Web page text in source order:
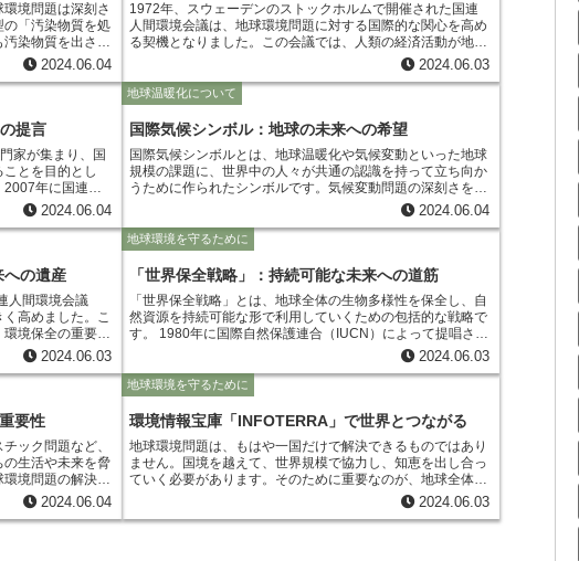
境問題は深刻さ
「汚染物質を処
染物質を出さな
「クリーナープロ
至るすべての段
ための取り組み
資源、廃棄物削
策
、汚染が発生し
クリーナープロ
環境負荷を削減
と言えるでしょ
2024.06.04
1972年、スウェーデンのストックホルムで開催された国連
人間環境会議は、地球環境問題に対する国際的な関心を高め
る契機となりました。この会議では、人類の経済活動が地球
環境に深刻な影響を与えていることが指摘され、環境問題へ
の取り組みの必要性が強く認識されるようになりました。 こ
の会議がきっかけとなり、同年、国連環境計画（UNEP）が
設立されました。UNEPは、地球環境問題に関する国際的な
協力と行動を促進するための機関として、重要な役割を担う
ことになりました。
2024.06.03
提言
家が集まり、国
とを目的とし
2007年に国連環
利用が環境や社
評価を提供して
のための政策提
議論の場におい
けた重要な役割
2024.06.04
地球温暖化について
国際気候シンボル：地球の未来への希望
国際気候シンボルとは、地球温暖化や気候変動といった地球
規模の課題に、世界中の人々が共通の認識を持って立ち向か
うために作られたシンボルです。気候変動問題の深刻さを訴
え、未来への希望を象徴するデザインは、国や文化を超えて
2024.06.04
への遺産
人間環境会議
高めました。こ
境保全の重要性
むべき喫緊の課題
グラード会議で
が議論され、そ
た。ベオグラー
意識を高め、行
「環境教育専
。
2024.06.03
地球環境を守るために
「世界保全戦略」：持続可能な未来への道筋
「世界保全戦略」とは、地球全体の生物多様性を保全し、自
然資源を持続可能な形で利用していくための包括的な戦略で
す。 1980年に国際自然保護連合（IUCN）によって提唱さ
れ、その後、国際的な枠組みとして広く認識されるようにな
りました。 この戦略は、人間活動が自然環境に及ぼす影響を
最小限に抑え、将来世代にわたって健全な地球環境を引き継
いでいくことを目的としています。 背景には、地球温暖化、
森林破壊、生物多様性の損失など、地球規模で深刻化する環
境問題への危機感の高まりがあります。 世界保全戦略は、こ
れらの問題に対処するために、国際社会全体で取り組むべき
共通の指針を示しています。
2024.06.03
要性
ック問題など、
生活や未来を脅
境問題の解決に
国際機関や政府、
的な行動を起こ
2024.06.04
地球環境を守るために
環境情報宝庫「INFOTERRA」で世界とつながる
地球環境問題は、もはや一国だけで解決できるものではあり
ません。国境を越えて、世界規模で協力し、知恵を出し合っ
ていく必要があります。そのために重要なのが、地球全体の
環境情報を共有し、誰もが容易にアクセスできるプラットフ
2024.06.03